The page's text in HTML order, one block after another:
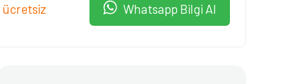
ücretsiz
Whatsapp Bilgi Al